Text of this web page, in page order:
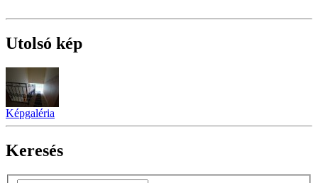
Utolsó kép
Képgaléria
Keresés